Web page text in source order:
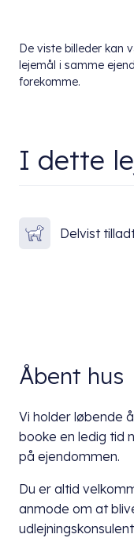
De viste billeder kan
lejemål i samme
forekomme.
I dette
Delvist
Åbent hus
Vi holder løbende
booke en ledig tid
på ejendommen.
Du er altid
anmode om at